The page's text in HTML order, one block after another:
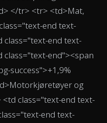
</tr> <tr> <td>Mat,
end text-
end text-
end"><span
success">+1,9%
og
class="text-end text-
end text-